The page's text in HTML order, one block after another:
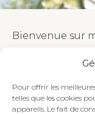
Pour offrir les
telles que les cookies
appareils. Le fait de
Bienvenue sur
amicales de
En